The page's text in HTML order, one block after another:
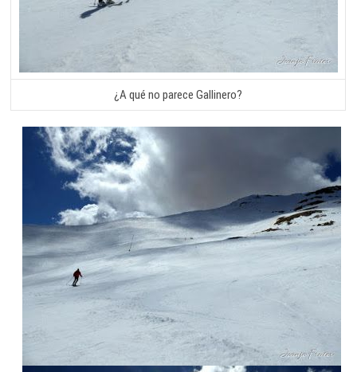
¿A qué no parece Gallinero?